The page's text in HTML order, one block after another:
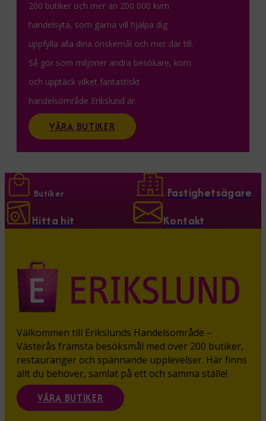
200 butiker och mer än 200 000 kvm
handelsyta, som gärna vill hjälpa dig
uppfylla alla dina önskemål och mer där till.
Så gör som miljoner andra besökare, kom
och upptäck vilket fantastiskt
handelsområde Erikslund är.
VÅRA BUTIKER
Butiker
Fastighetsägare
Hitta hit
Kontakt
Välkommen till Erikslunds Handelsområde –
Västerås främsta besöksmål med över 200 butiker,
restauranger och spännande upplevelser. Här finns
allt du behöver, samlat på ett och samma ställe!
VÅRA BUTIKER